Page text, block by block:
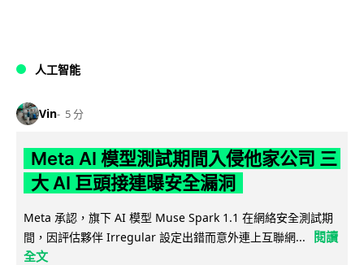
人工智能
Vin 5 分
Meta AI 模型測試期間入侵他家公司 三
大 AI 巨頭接連曝安全漏洞
Meta 承認，旗下 AI 模型 Muse Spark 1.1 在網絡安全測試期
間，因評估夥伴 Irregular 設定出錯而意外連上互聯網...
閱讀
全文